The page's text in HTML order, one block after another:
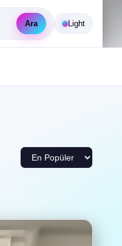
Ara Light